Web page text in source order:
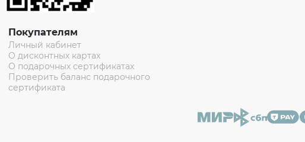
Покупателям
Личный кабинет
О дисконтных картах
О подарочных сертификатах
Проверить баланс подарочного
сертификата